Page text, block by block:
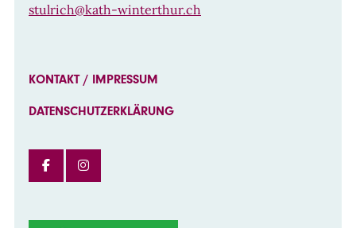
stulrich@kath-winterthur.ch
KONTAKT / IMPRESSUM
DATENSCHUTZERKLÄRUNG
FACEBOOK
INSTAGRAM